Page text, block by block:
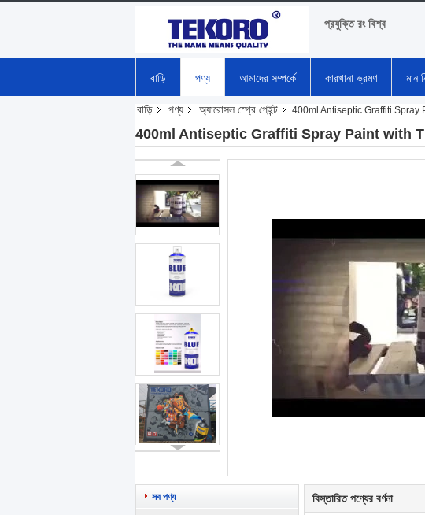
প্রযুক্তি রং বিশ্ব
বাড়ি পণ্য আমাদের সম্পর্কে কারখানা ভ্রমণ মান
বাড়ি পণ্য অ্যারোসল স্প্রে পেইন্ট 400ml Antiseptic Graffiti Spray
400ml Antiseptic Graffiti Spray Paint with
সব পণ্য বিস্তারিত পণ্যের বর্ণনা